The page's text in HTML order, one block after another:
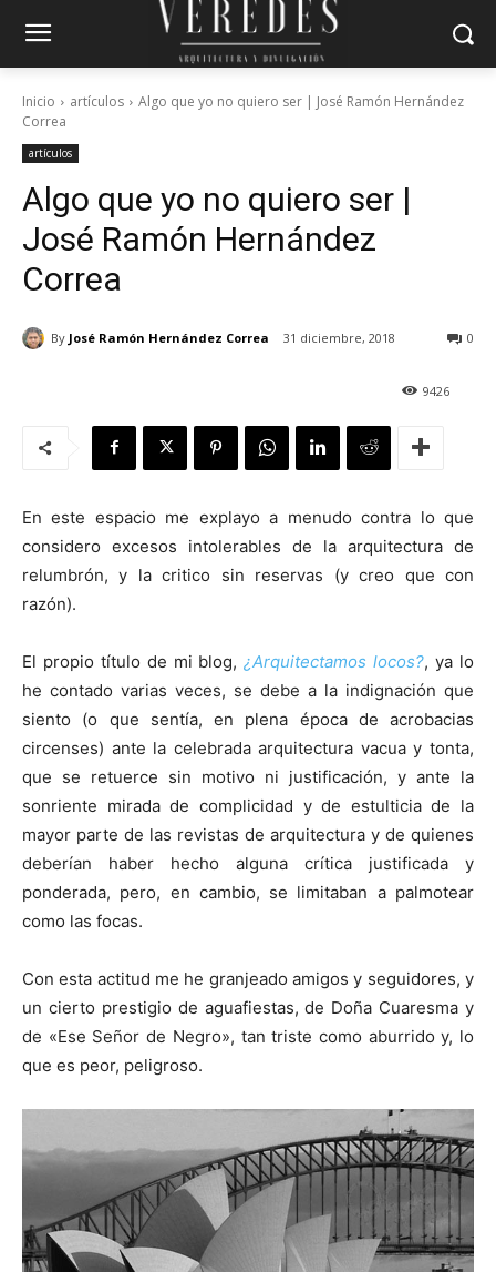
Inicio artículos
Algo que yo no quiero ser | José Ramón Hernández
Correa
artículos
Algo que yo no quiero ser |
José Ramón Hernández
Correa
By José Ramón Hernández Correa 31 diciembre, 2018 0
9426
En este espacio me explayo a menudo contra lo que
considero excesos intolerables de la arquitectura de
relumbrón, y la critico sin reservas (y creo que con
razón).
El propio título de mi blog,¿Arquitectamos locos?, ya lo
he contado varias veces, se debe a la indignación que
siento (o que sentía, en plena época de acrobacias
circenses) ante la celebrada arquitectura vacua y tonta,
que se retuerce sin motivo ni justificación, y ante la
sonriente mirada de complicidad y de estulticia de la
mayor parte de las revistas de arquitectura y de quienes
deberían haber hecho alguna crítica justificada y
ponderada, pero, en cambio, se limitaban a palmotear
como las focas.
Con esta actitud me he granjeado amigos y seguidores, y
un cierto prestigio de aguafiestas, de Doña Cuaresma y
de «Ese Señor de Negro», tan triste como aburrido y, lo
que es peor, peligroso.